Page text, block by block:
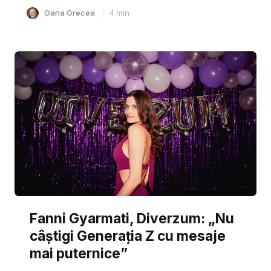
Oana Grecea 4 min
Fanni Gyarmati, Diverzum: „Nu
câștigi Generația Z cu mesaje
mai puternice”